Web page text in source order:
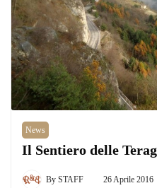
News
Il Sentiero delle
By STAFF 26 Aprile 2016